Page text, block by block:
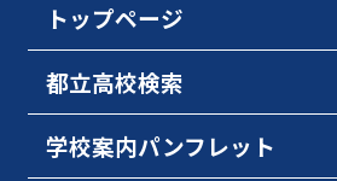
トップページ
都立高校検索
学校案内パンフレット